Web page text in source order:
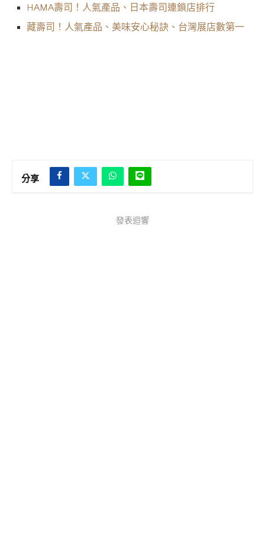
HAMA壽司！人氣產品、日本壽司連鎖店排行
藏壽司！人氣產品、美味安心秘訣、台灣展店數第一
分享
發表迴響